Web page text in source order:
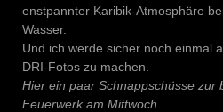
enstpannter Karibik-Atmosphäre
Wasser.
Und ich werde sicher noch einmal
DRI-Fotos zu machen.
Hier ein paar Schnappschüsse zur
Feuerwerk am Mittwoch